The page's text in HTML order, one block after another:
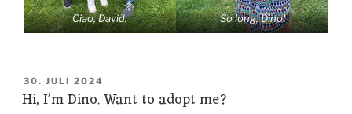
Ciao, David. So long, Dino!
VERÖFFENTLICHT
AM
30. JULI 2024
Hi, I’m Dino. Want to adopt me?